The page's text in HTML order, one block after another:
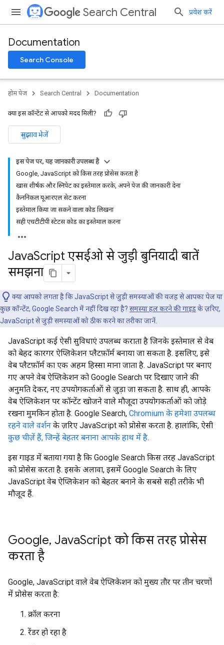
Search Central प्रवेश करें
Documentation
Search Console
होम पेज Search Central Documentation
क्या इस कॉन्टेंट से आपको मदद मिली?
सुझाव भेजें
इस पेज पर, यह जानकारी उपलब्ध है
Google, JavaScript को किस तरह प्रोसेस करता है
खास शीर्षक और स्निपेट का इस्तेमाल करके, अपने पेज की जानकारी देना
कैननिकल यूआरएल सेट करना
इस्तेमाल किया जा सकने वाला कोड लिखना
सही एचटीटीपी स्टेटस कोड का इस्तेमाल करना
JavaScript एसईओ से जुड़ी बुनियादी बातें
समझना
क्या आपको लगता है कि JavaScript से जुड़ी समस्याओं की वजह से आपका पेज या
कुछ कॉन्टेंट, Google Search में नहीं दिख रहा है? समस्या हल करने की गाइडके ज़रिए,
JavaScript से जुड़ी समस्याओं को ठीक करने का तरीका जानें.
JavaScript कई ऐसी सुविधाएं उपलब्ध कराता है जिनके इस्तेमाल से वेब
को बेहद कारगर ऐप्लिकेशन प्लैटफ़ॉर्म बनाया जा सकता है. इसलिए, इसे
वेब प्लैटफ़ॉर्म का एक अहम हिस्सा माना जाता है. JavaScript पर बनाए
गए अपने वेब ऐप्लिकेशन को Google Search पर दिखाए जाने की
अनुमति देकर, नए उपयोगकर्ताओं से जुड़ा जा सकता है. साथ ही, आपके
वेब ऐप्लिकेशन पर कॉन्टेंट खोजने वाले मौजूदा उपयोगकर्ताओं को जोड़े
रखना मुमकिन होता है. Google Search, Chromium के हमेशा उपलब्ध
रहने वाले वर्शन के ज़रिए JavaScript को प्रोसेस करता है. हालांकि, ऐसी
कुछ चीज़ें हैं, जिन्हें बेहतर बनाना आपके हाथ में है.
इस गाइड में बताया गया है कि Google Search किस तरह JavaScript
को प्रोसेस करता है. इसके अलावा, इसमें Google Search के लिए
JavaScript वेब ऐप्लिकेशन को बेहतर बनाने के सबसे सही तरीके भी
मौजूद हैं.
Google, JavaScript को किस तरह प्रोसेस
करता है
Google, JavaScript वाले वेब ऐप्लिकेशन को मुख्य तौर पर तीन चरणों
में प्रोसेस करता है:
क्रॉल करना
रेंडर हो रहा है